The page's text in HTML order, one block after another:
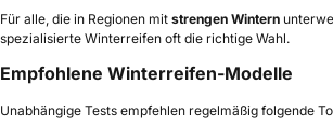
Für alle, die in Regionen mit strengen Wintern
spezialisierte Winterreifen oft die richtige Wahl.
Empfohlene Winterreifen-Modelle
Unabhängige Tests empfehlen regelmäßig folgende